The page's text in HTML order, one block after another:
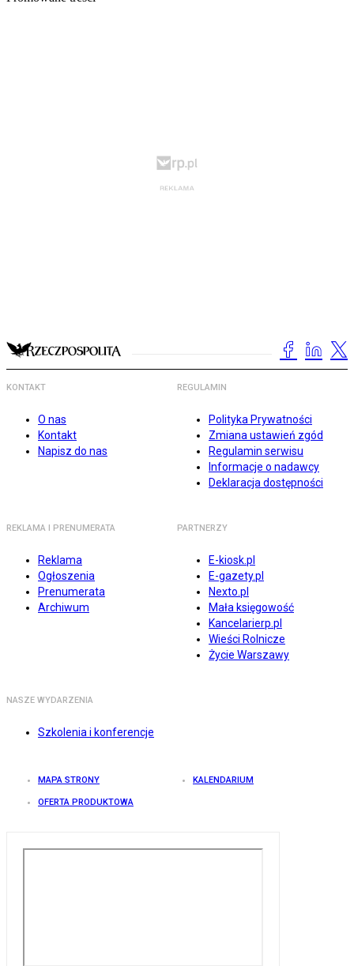
KONTAKT
O nas
Kontakt
Napisz do nas
REGULAMIN
Polityka Prywatności
Zmiana ustawień zgód
Regulamin serwisu
Informacje o nadawcy
Deklaracja dostępności
REKLAMA I PRENUMERATA
Reklama
Ogłoszenia
Prenumerata
Archiwum
PARTNERZY
E-kiosk.pl
E-gazety.pl
Nexto.pl
Mała księgowość
Kancelarierp.pl
Wieści Rolnicze
Życie Warszawy
NASZE WYDARZENIA
Szkolenia i konferencje
MAPA STRONY KALENDARIUM
OFERTA PRODUKTOWA